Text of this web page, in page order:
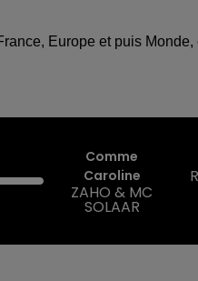
Europe et puis
Comme
Caroline
ZAHO & MC
SOLAAR